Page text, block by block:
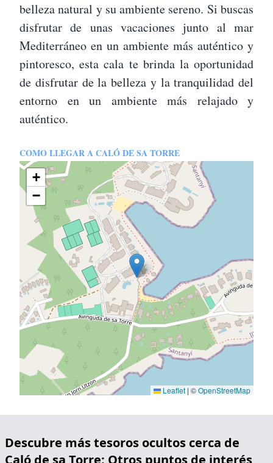
belleza natural y su ambiente sereno. Si buscas
disfrutar de unas vacaciones junto al mar
Mediterráneo en un ambiente más auténtico y
pintoresco, esta cala te brinda la oportunidad
de disfrutar de la belleza y la tranquilidad del
entorno en un ambiente más relajado y
auténtico.
COMO LLEGAR A CALÓ DE SA TORRE
+
−
Leaflet | ©OpenStreetMap
Descubre más tesoros ocultos cerca de
Caló de sa Torre: Otros puntos de interés